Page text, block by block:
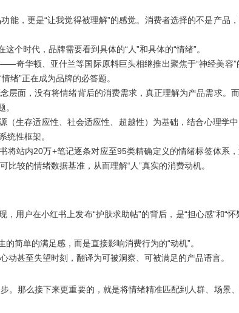
能，更是“让我觉得被理解”的感觉。消费者选择的不是产品
这个时代，品牌需要看到具体的“人”和具体的“情绪”。
奇华顿、亚什兰等国际原料巨头相继推出聚焦于“神经美容”
绪”正在成为品牌的必答题。
层面，没有将情绪背后的消费需求，真正理解为产品需求。
（生存适应性、社会适应性、超越性）为基础，结合心理学
统性框架。
将站内20万+笔记逐条对应至95类精确定义的情绪标签体系
较的情绪数据基准，从而理解“人”真实的消费动机。
，用户在小红书上发布“护肤求助帖”的背后，是“担心感”和“怀
的简单的满足感，而是直接影响消费行为的“动机”。
甚至失望时刻，翻译为可被洞察、可被满足的产品语言。
。那么接下来更重要的，就是将情绪精准匹配到人群、场景